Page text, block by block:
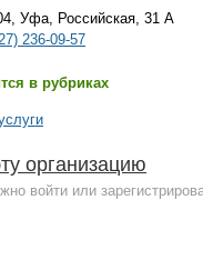
Уфа, Российская, 31 А
236-09-57
в рубриках
организацию
войти или